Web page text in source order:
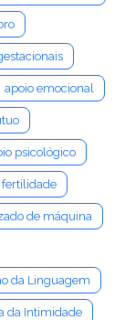
apoio emocional
psicológico
fertilidade
de máquina
da Linguagem
da Intimidade